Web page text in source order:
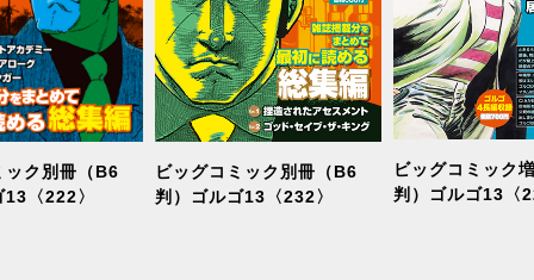
ック別冊（B6
〈222〉
ビッグコミック別冊（B6
判）ゴルゴ13〈232〉
ビッグコミック
判）ゴルゴ13〈